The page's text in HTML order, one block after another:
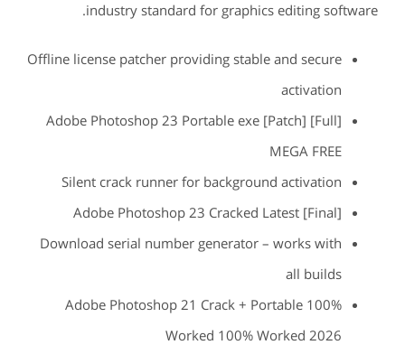
industry standard for graphics editing software.
Offline license patcher providing stable and secure
activation
Adobe Photoshop 23 Portable exe [Patch] [Full]
MEGA FREE
Silent crack runner for background activation
Adobe Photoshop 23 Cracked Latest [Final]
Download serial number generator – works with
all builds
Adobe Photoshop 21 Crack + Portable 100%
Worked 100% Worked 2026